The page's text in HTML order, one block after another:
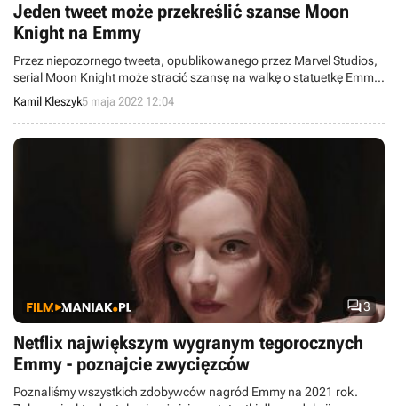
Jeden tweet może przekreślić szanse Moon
Knight na Emmy
Przez niepozornego tweeta, opublikowanego przez Marvel Studios,
serial Moon Knight może stracić szansę na walkę o statuetkę Emmy
w kategorii „najlepszy serial limitowany”.
Kamil Kleszyk5 maja 2022 12:04
3
Netflix największym wygranym tegorocznych
Emmy - poznajcie zwycięzców
Poznaliśmy wszystkich zdobywców nagród Emmy na 2021 rok.